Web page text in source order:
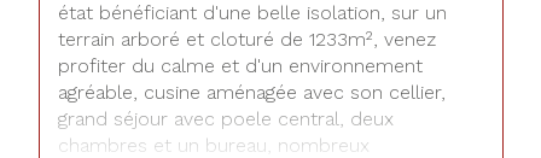
état bénéficiant d'une belle isolation, sur un
terrain arboré et cloturé de 1233m², venez
profiter du calme et d'un environnement
agréable, cusine aménagée avec son cellier,
grand séjour avec poele central, deux
chambres et un bureau, nombreux